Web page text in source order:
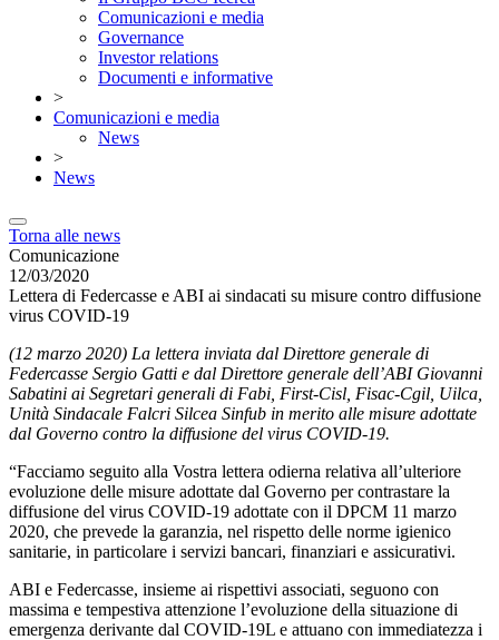
Comunicazioni e media
Governance
Investor relations
Documenti e informative
>
Comunicazioni e media
News
>
News
Torna alle news
Comunicazione
12/03/2020
Lettera di Federcasse e ABI ai sindacati su misure contro diffusione
virus COVID-19
(12 marzo 2020) La lettera inviata dal Direttore generale di
Federcasse Sergio Gatti e dal Direttore generale dell’ABI Giovanni
Sabatini ai Segretari generali di Fabi, First-Cisl, Fisac-Cgil, Uilca,
Unità Sindacale Falcri Silcea Sinfub in merito alle misure adottate
dal Governo contro la diffusione del virus COVID-19.
“Facciamo seguito alla Vostra lettera odierna relativa all’ulteriore
evoluzione delle misure adottate dal Governo per contrastare la
diffusione del virus COVID-19 adottate con il DPCM 11 marzo
2020, che prevede la garanzia, nel rispetto delle norme igienico
sanitarie, in particolare i servizi bancari, finanziari e assicurativi.
ABI e Federcasse, insieme ai rispettivi associati, seguono con
massima e tempestiva attenzione l’evoluzione della situazione di
emergenza derivante dal COVID-19L e attuano con immediatezza i